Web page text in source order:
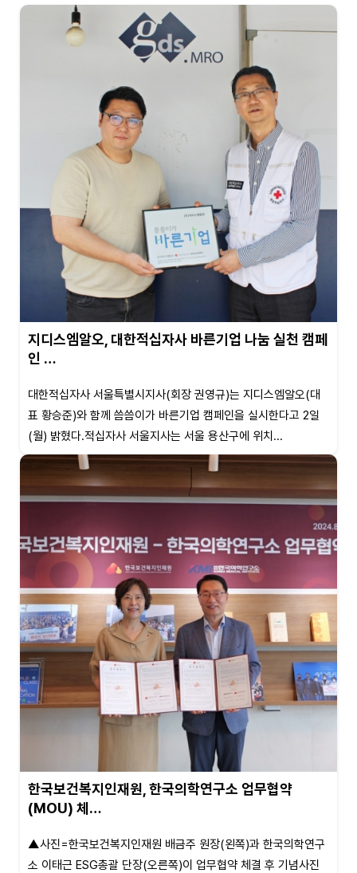
지디스엠알오, 대한적십자사 바른기업 나눔 실천 캠페
인 …
대한적십자사 서울특별시지사(회장 권영규)는 지디스엠알오(대
표 황승준)와 함께 씀씀이가 바른기업 캠페인을 실시한다고 2일
(월) 밝혔다.적십자사 서울지사는 서울 용산구에 위치...
한국보건복지인재원, 한국의학연구소 업무협약
(MOU) 체…
▲사진=한국보건복지인재원 배금주 원장(왼쪽)과 한국의학연구
소 이태근 ESG총괄 단장(오른쪽)이 업무협약 체결 후 기념사진